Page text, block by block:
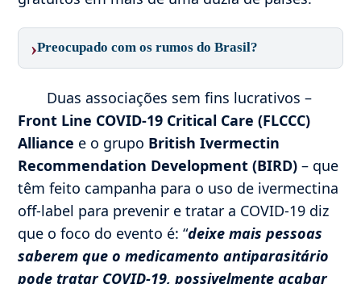
›Preocupado com os rumos do Brasil?
Duas associações sem fins lucrativos –
Front Line COVID-19 Critical Care (FLCCC)
Alliance e o grupo British Ivermectin
Recommendation Development (BIRD) – que
têm feito campanha para o uso de ivermectina
off-label para prevenir e tratar a COVID-19 diz
que o foco do evento é: “deixe mais pessoas
saberem que o medicamento antiparasitário
pode tratar COVID-19, possivelmente acabar